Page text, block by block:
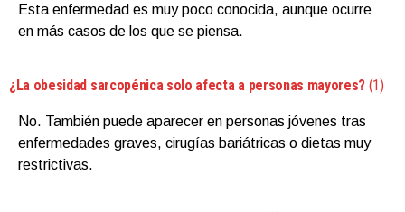
Esta enfermedad es muy poco conocida, aunque ocurre
en más casos de los que se piensa.
¿La obesidad sarcopénica solo afecta a personas mayores? (1)
No. También puede aparecer en personas jóvenes tras
enfermedades graves, cirugías bariátricas o dietas muy
restrictivas.